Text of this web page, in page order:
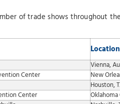
of trade shows throughout
Vienna,
Center New
Houston,
Center Oklahoma